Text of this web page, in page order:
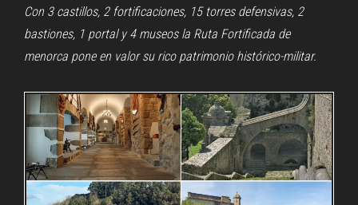
Con 3 castillos, 2 fortificaciones, 15 torres defensivas, 2
bastiones, 1 portal y 4 museos la Ruta Fortificada de
menorca pone en valor su rico patrimonio histórico-militar.